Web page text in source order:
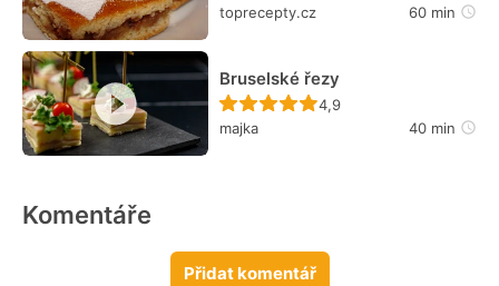
toprecepty.cz
60 min
Bruselské řezy
Recept ještě nebyl
4,9
majka
40 min
Komentáře
Přidat komentář